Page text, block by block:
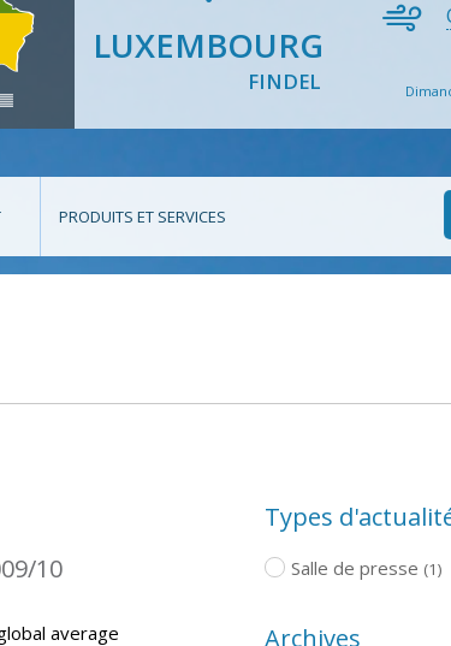
LUXEMBOURG
FINDEL
PRODUITS ET SERVICES
10
average
Types
Salle de presse (1)
Archives